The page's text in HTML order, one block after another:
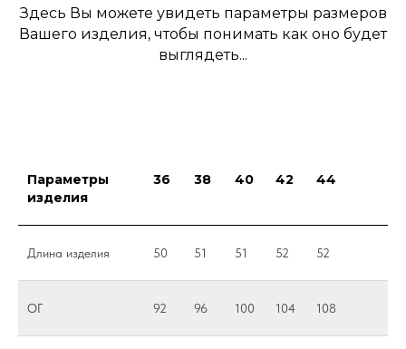
Здесь Вы можете увидеть параметры размеров
Вашего изделия, чтобы понимать как оно будет
выглядеть...
Параметры
изделия
36 38 40 42 44
Длина изделия 50 51 51 52 52
ОГ 92 96 100 104 108